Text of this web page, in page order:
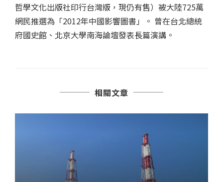
哲學文化出版社印行台灣版，現仍有售）被大陸725萬
網民推選為「2012年中國影響圖書」。 曾在台北總統
府國史館、北京大學南海論壇發表長篇演講。
相關文章